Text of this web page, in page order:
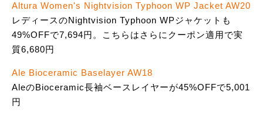
Altura Women's Nightvision Typhoon WP Jacket AW20
レディースのNightvision Typhoon WPジャケットも
49%OFFで7,694円。こちらはさらにクーポン適用で実
質6,680円
Ale Bioceramic Baselayer AW18
AleのBioceramic長袖ベースレイヤーが45%OFFで5,001
円